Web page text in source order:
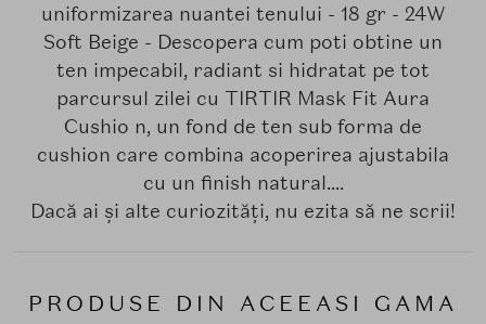
uniformizarea nuantei tenului - 18 gr - 24W
Soft Beige - Descopera cum poti obtine un
ten impecabil, radiant si hidratat pe tot
parcursul zilei cu TIRTIR Mask Fit Aura
Cushio n, un fond de ten sub forma de
cushion care combina acoperirea ajustabila
cu un finish natural....
Dacă ai și alte curiozități, nu ezita să ne scrii!
PRODUSE DIN ACEEASI GAMA